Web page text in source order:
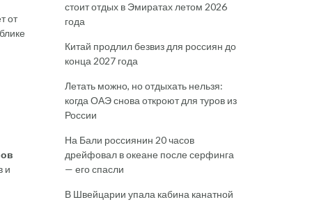
от
и
стоит отдых в Эмиратах летом 2026
года
Китай продлил безвиз для россиян до
конца 2027 года
Летать можно, но отдыхать нельзя:
когда ОАЭ снова откроют для туров из
России
На Бали россиянин 20 часов
дрейфовал в океане после серфинга
— его спасли
В Швейцарии упала кабина канатной